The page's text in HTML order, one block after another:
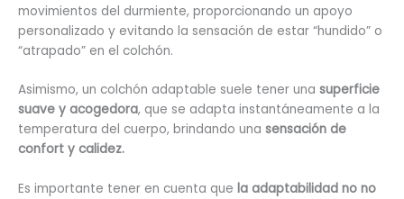
movimientos del durmiente, proporcionando un apoyo
personalizado y evitando la sensación de estar “hundido” o
“atrapado” en el colchón.
Asimismo, un colchón adaptable suele tener una superficie
suave y acogedora, que se adapta instantáneamente a la
temperatura del cuerpo, brindando una sensación de
confort y calidez.
Es importante tener en cuenta que la adaptabilidad no no